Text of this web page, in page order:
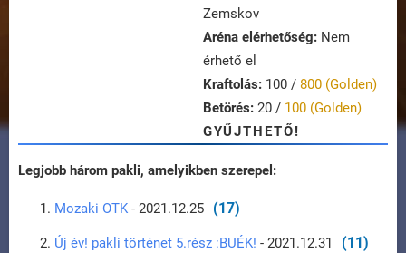
Zemskov
Aréna elérhetőség: Nem
érhető el
Kraftolás: 100 / 800 (Golden)
Betörés: 20 / 100 (Golden)
GYŰJTHETŐ!
Legjobb három pakli, amelyikben szerepel:
Mozaki OTK - 2021.12.25 (17)
Új év! pakli történet 5.rész :BUÉK! - 2021.12.31 (11)